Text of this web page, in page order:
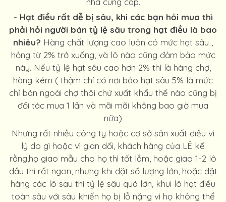
- Hạt điều rất dễ bị sâu, khi các bạn hỏi mua thì
phải hỏi người bán tỷ lệ sâu trong hạt điều là bao
nhiêu? Hàng chất lượng cao luôn có mức hạt sâu ,
hỏng từ 2% trở xuống, và lô nào cũng đảm bảo mức
này. Nếu tỷ lệ hạt sâu cao hơn 2% thì là hàng chợ,
hàng kém ( thậm chí có nơi báo hạt sâu 5% là mức
chỉ bán ngoài chợ thôi chứ xuất khẩu thế nào cũng bị
đối tác mua 1 lần và mãi mãi không bao giờ mua
nữa)
Nhưng rất nhiều công ty hoặc cơ sở sản xuất điều vì
lý do gì hoặc vì gian dối, khách hàng của LÊ kể
rằng,họ giao mẫu cho họ thì tốt lắm, hoặc giao 1-2 lô
đầu thì rất ngon, nhưng khi đặt số lượng lớn, hoặc đặt
hàng các lô sau thì tỷ lệ sâu quá lớn, khui lô hạt điều
toàn sâu với sâu khiến họ bị lỗ nặng vì họ không thể